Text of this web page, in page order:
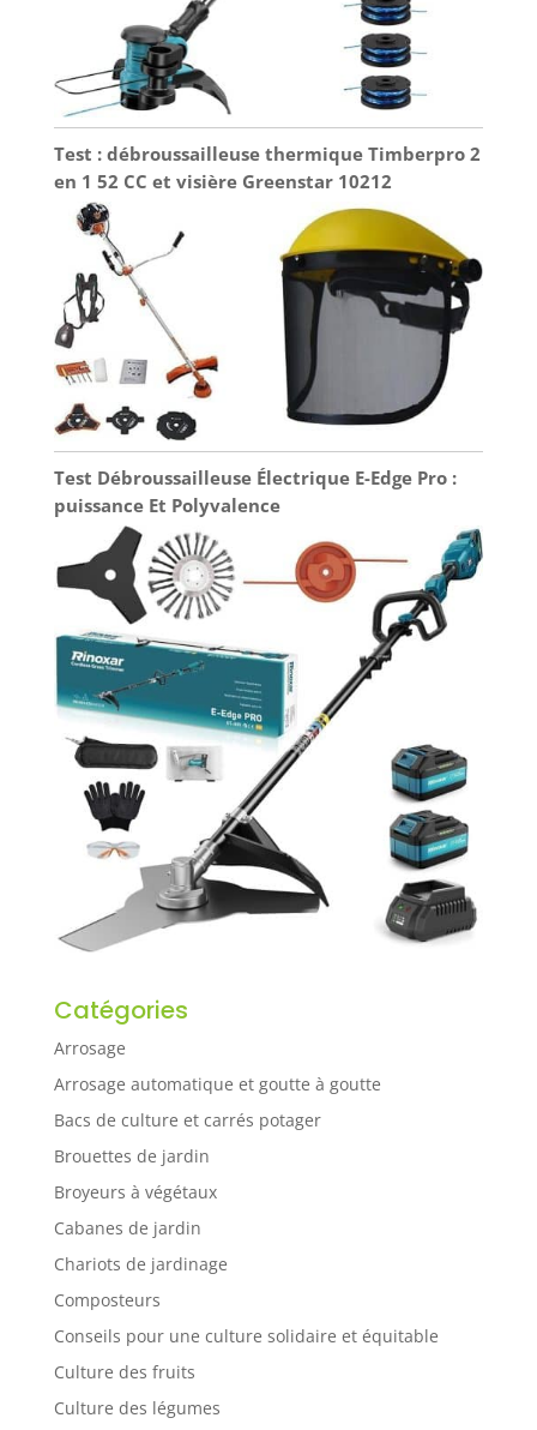
Test : débroussailleuse thermique Timberpro 2
en 1 52 CC et visière Greenstar 10212
Test Débroussailleuse Électrique E-Edge Pro :
puissance Et Polyvalence
Catégories
Arrosage
Arrosage automatique et goutte à goutte
Bacs de culture et carrés potager
Brouettes de jardin
Broyeurs à végétaux
Cabanes de jardin
Chariots de jardinage
Composteurs
Conseils pour une culture solidaire et équitable
Culture des fruits
Culture des légumes